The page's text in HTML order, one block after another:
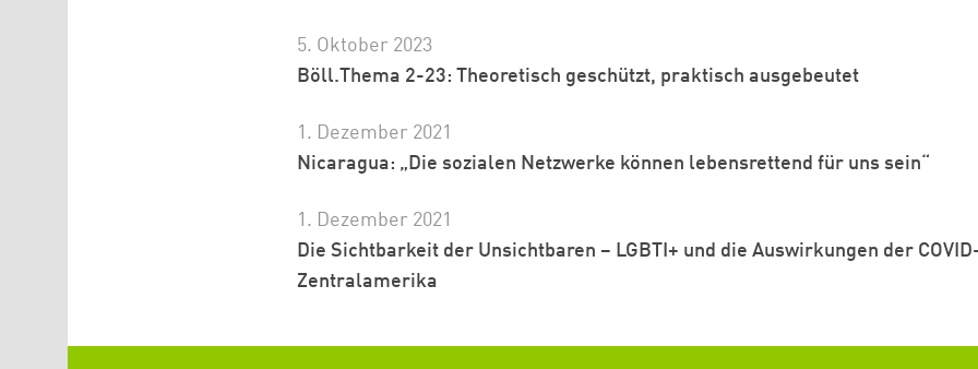
5. Oktober 2023
Böll.Thema 2-23: Theoretisch geschützt, praktisch ausgebeutet
1. Dezember 2021
Nicaragua: „Die sozialen Netzwerke können lebensrettend für uns sein“
1. Dezember 2021
Die Sichtbarkeit der Unsichtbaren – LGBTI+ und die Auswirkungen der
Zentralamerika
Zum Warenkorb hinzugefügt: